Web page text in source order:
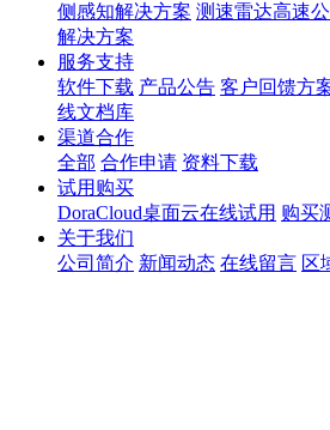
侧感知解决方案 测速雷达高速
解决方案
服务支持
软件下载 产品公告 客户回馈方
线文档库
渠道合作
全部 合作申请 资料下载
试用购买
DoraCloud桌面云在线试用 购买
关于我们
公司简介 新闻动态 在线留言 区